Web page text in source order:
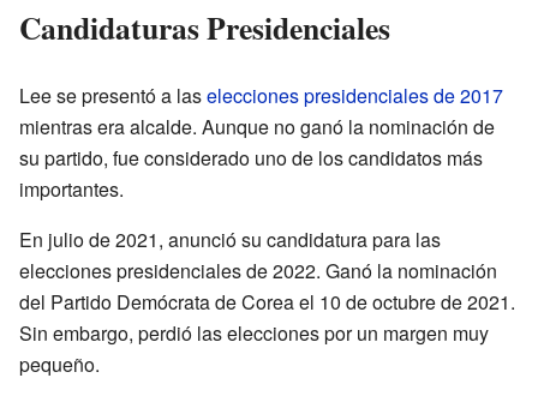
Candidaturas Presidenciales
Lee se presentó a laselecciones presidenciales de 2017
mientras era alcalde. Aunque no ganó la nominación de
su partido, fue considerado uno de los candidatos más
importantes.
En julio de 2021, anunció su candidatura para las
elecciones presidenciales de 2022. Ganó la nominación
del Partido Demócrata de Corea el 10 de octubre de 2021.
Sin embargo, perdió las elecciones por un margen muy
pequeño.